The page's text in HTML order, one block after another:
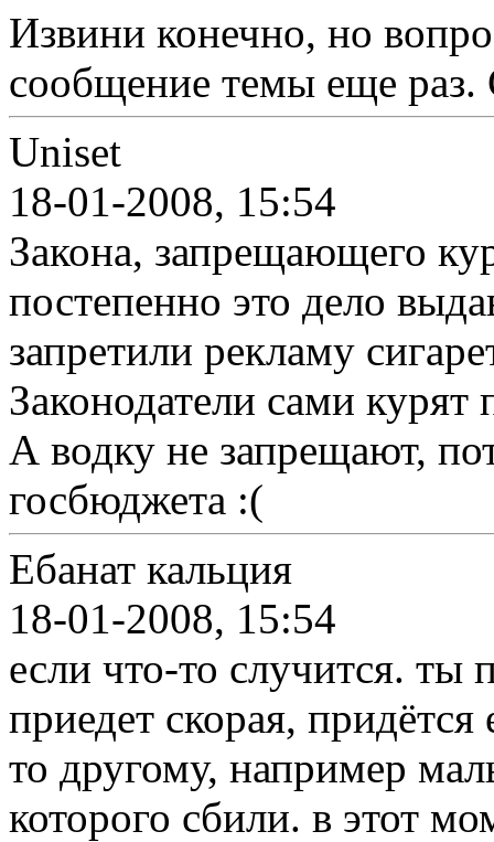
Извини конечно, но
сообщение темы еще раз.
Uniset
18-01-2008, 15:54
Закона, запрещающего
постепенно это дело
запретили рекламу
Законодатели сами курят
А водку не запрещают,
госбюджета :(
Ебанат кальция
18-01-2008, 15:54
если что-то случится. ты
приедет скорая, придётся
то другому, например
которого сбили. в этот